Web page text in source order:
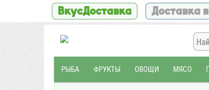
ВкусДоставка Доставка
РЫБА ФРУКТЫ ОВОЩИ МЯСО